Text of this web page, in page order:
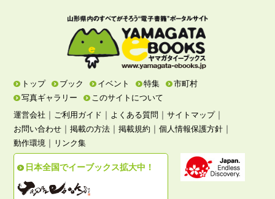
トップ ブック イベント 特集
市町村
写真ギャラリー
このサイトについて
運営会社 ｜ ご利用ガイド ｜ よくある質問 ｜サイトマップ｜
お問い合わせ ｜掲載の方法 ｜掲載規約 ｜個人情報保護方針 ｜
動作環境 ｜ リンク集
日本全国でイーブックス拡大中！